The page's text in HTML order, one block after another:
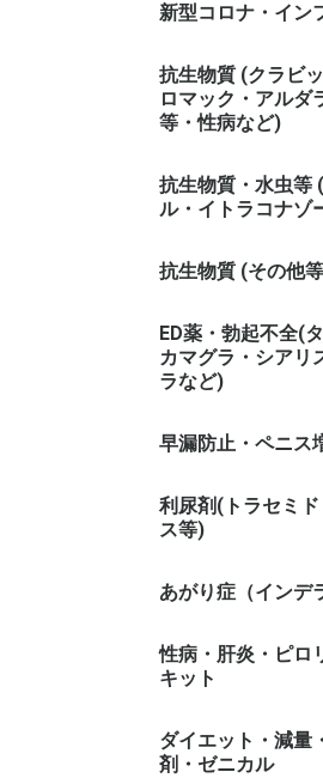
新型コロナ・イン
抗生物質 (クラビ
ロマック・アルダ
等・性病など)
抗生物質・水虫等
ル・イトラコナゾ
抗生物質 (その他
ED薬・勃起不全(
カマグラ・シアリ
ラなど)
早漏防止・ペニス
利尿剤(トラセミ
ス等)
あがり症（インデ
性病・肝炎・ピロ
キット
ダイエット・減量
剤・ゼニカル